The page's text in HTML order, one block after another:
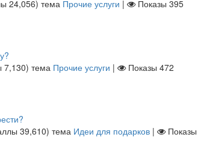
24,056) тема Прочие услуги | Показы 395
7,130) тема Прочие услуги | Показы 472
39,610) тема Идеи для подарков | Показы